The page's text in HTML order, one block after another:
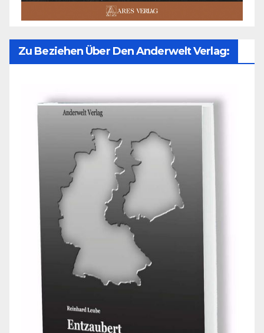
Zu Beziehen Über Den Anderwelt Verlag: